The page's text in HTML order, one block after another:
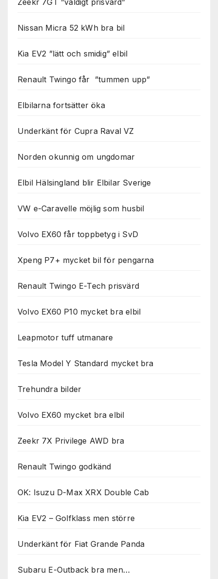
Zeekr 7GT ”väldigt prisvärd”
Nissan Micra 52 kWh bra bil
Kia EV2 ”lätt och smidig” elbil
Renault Twingo får ”tummen upp”
Elbilarna fortsätter öka
Underkänt för Cupra Raval VZ
Norden okunnig om ungdomar
Elbil Hälsingland blir Elbilar Sverige
VW e-Caravelle möjlig som husbil
Volvo EX60 får toppbetyg i SvD
Xpeng P7+ mycket bil för pengarna
Renault Twingo E-Tech prisvärd
Volvo EX60 P10 mycket bra elbil
Leapmotor tuff utmanare
Tesla Model Y Standard mycket bra
Trehundra bilder
Volvo EX60 mycket bra elbil
Zeekr 7X Privilege AWD bra
Renault Twingo godkänd
OK: Isuzu D-Max XRX Double Cab
Kia EV2 – Golfklass men större
Underkänt för Fiat Grande Panda
Subaru E-Outback bra men…Dessa kakor